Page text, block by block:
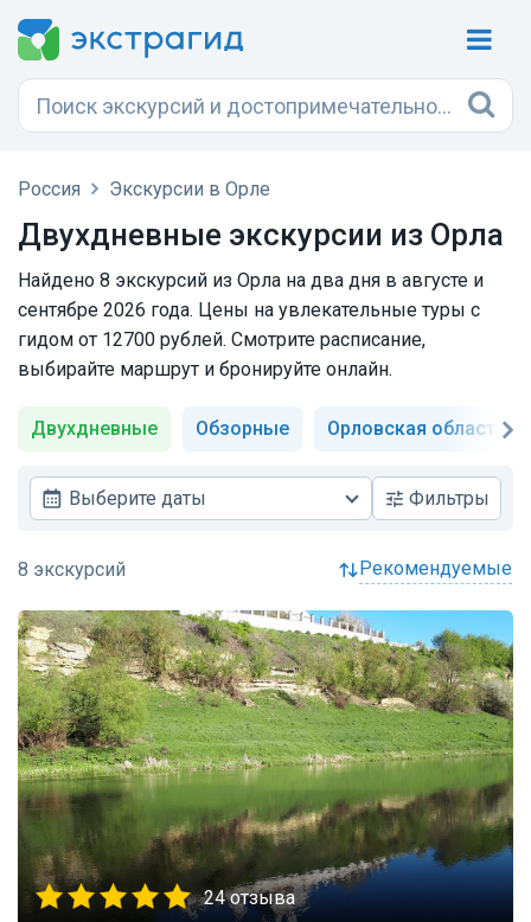
Россия Экскурсии в Орле
Двухдневные экскурсии из Орла
Найдено 8 экскурсий из Орла на два дня в августе и
сентябре 2026 года. Цены на увлекательные туры с
гидом от 12700 рублей. Смотрите расписание,
выбирайте маршрут и бронируйте онлайн.
Двухдневные Обзорные Орловская область
Выберите даты Фильтры
рекомендуемые
24 отзыва